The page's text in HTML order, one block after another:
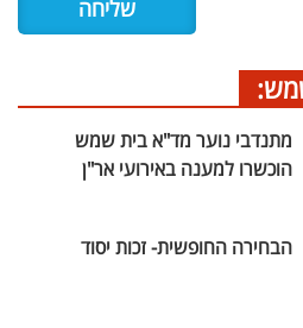
מתנדבי נוער מד"א בית שמש
הוכשרו למענה באירועי אר"ן
הבחירה החופשית- זכות יסוד